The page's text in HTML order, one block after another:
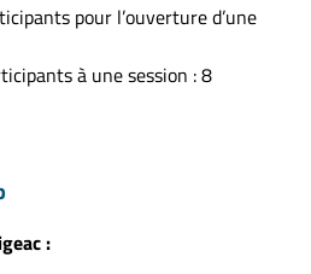
pour l’ouverture d’une
à une session : 8
: